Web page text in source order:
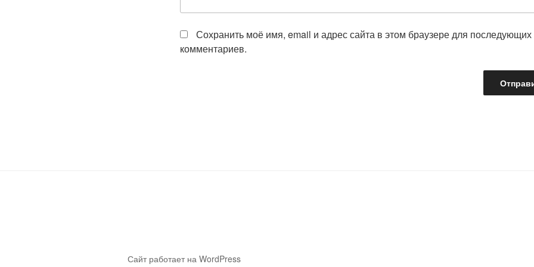
Сохранить моё имя, email и адрес сайта в этом браузере для
комментариев.
Сайт работает на WordPress